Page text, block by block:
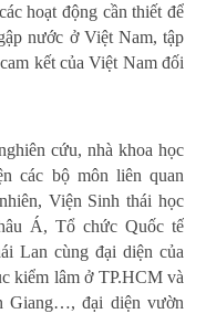
hoạt động cần thiết để
nước ở Việt Nam, tập
kết của Việt Nam đối
cứu, nhà khoa học
các bộ môn liên quan
Viện Sinh thái học
Á, Tổ chức Quốc tế
Lan cùng đại diện của
kiểm lâm ở TP.HCM và
Giang…, đại diện vườn